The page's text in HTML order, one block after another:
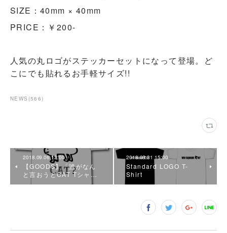
SIZE：40mm × 40mm
PRICE：￥200-
人気の丸ロゴがステッカーセットになって登場。ど
こにでも貼れるお手軽サイズ!!
NEWS (566)
2018.09.06 12:00
【GOODS】「誰がなん
と言おうとCAT Tシャ…
2018.08.31 15:00
Standard LOGO T-
Shirt